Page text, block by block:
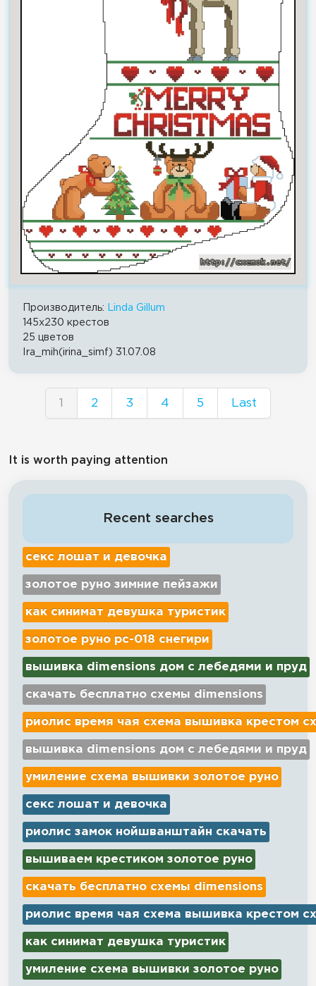
Производитель:
Linda Gillum
145x230 крестов
25 цветов
Ira_mih(irina_simf) 31.07.08
1 2 3 4 5 Last
It is worth paying attention
Recent searches
секс лошат и девочка
золотое руно зимние пейзажи
как синимат девушка туристик
золотое руно рс-018 снегири
вышивка dimensions дом с лебедями и пруд
скачать бесплатно схемы dimensions
риолис время чая схема вышивка крестом
вышивка dimensions дом с лебедями и пруд
умиление схема вышивки золотое руно
секс лошат и девочка
риолис замок нойшванштайн скачать
вышиваем крестиком золотое руно
скачать бесплатно схемы dimensions
риолис время чая схема вышивка крестом
как синимат девушка туристик
умиление схема вышивки золотое руно